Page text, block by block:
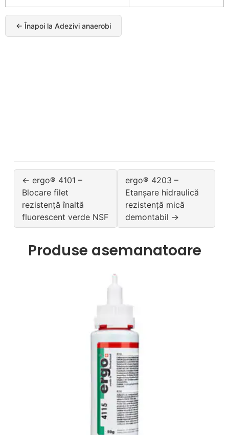
← Înapoi la Adezivi anaerobi
← ergo® 4101 –
Blocare filet
rezistență înaltă
fluorescent verde NSF
ergo® 4203 –
Etanșare hidraulică
rezistență mică
demontabil →
Produse asemanatoare